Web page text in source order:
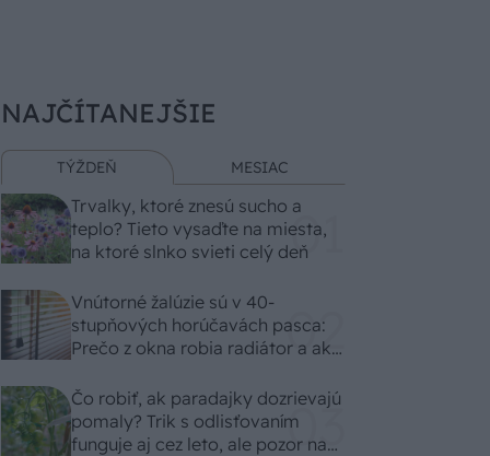
NAJČÍTANEJŠIE
TÝŽDEŇ MESIAC
Trvalky, ktoré znesú sucho a
teplo? Tieto vysaďte na miesta,
na ktoré slnko svieti celý deň
Vnútorné žalúzie sú v 40-
stupňových horúčavách pasca:
Prečo z okna robia radiátor a ako
Čo robiť, ak paradajky dozrievajú
pomaly? Trik s odlisťovaním
funguje aj cez leto, ale pozor na